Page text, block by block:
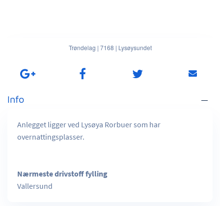
Trøndelag | 7168 | Lysøysundet
Info
Anlegget ligger ved Lysøya Rorbuer som har
overnattingsplasser.
Nærmeste drivstoff fylling
Vallersund